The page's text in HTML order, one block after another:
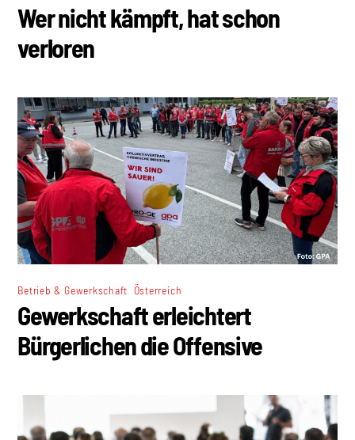
Wer nicht kämpft, hat schon
verloren
Betrieb & Gewerkschaft Österreich
Gewerkschaft erleichtert
Bürgerlichen die Offensive